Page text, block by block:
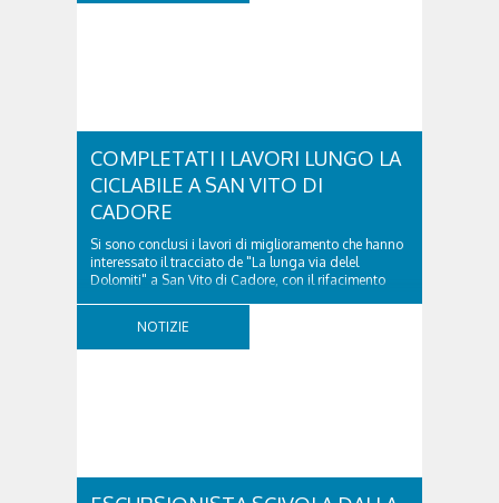
COMPLETATI I LAVORI LUNGO LA
CICLABILE A SAN VITO DI
CADORE
Si sono conclusi i lavori di miglioramento che hanno
interessato il tracciato de "La lunga via delel
Dolomiti" a San Vito di Cadore, con il rifacimento
appositi dissuasori in corrispondenza...
NOTIZIE